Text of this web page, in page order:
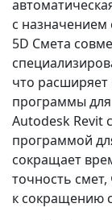
c
5D Смета
что расширяет
программы
Autodesk Revit
программой
сокращает
точность
к сокращению